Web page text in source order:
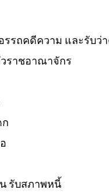
รรถคดีความ และรับว่
ราชอาณาจักร
รับสภาพหนี้